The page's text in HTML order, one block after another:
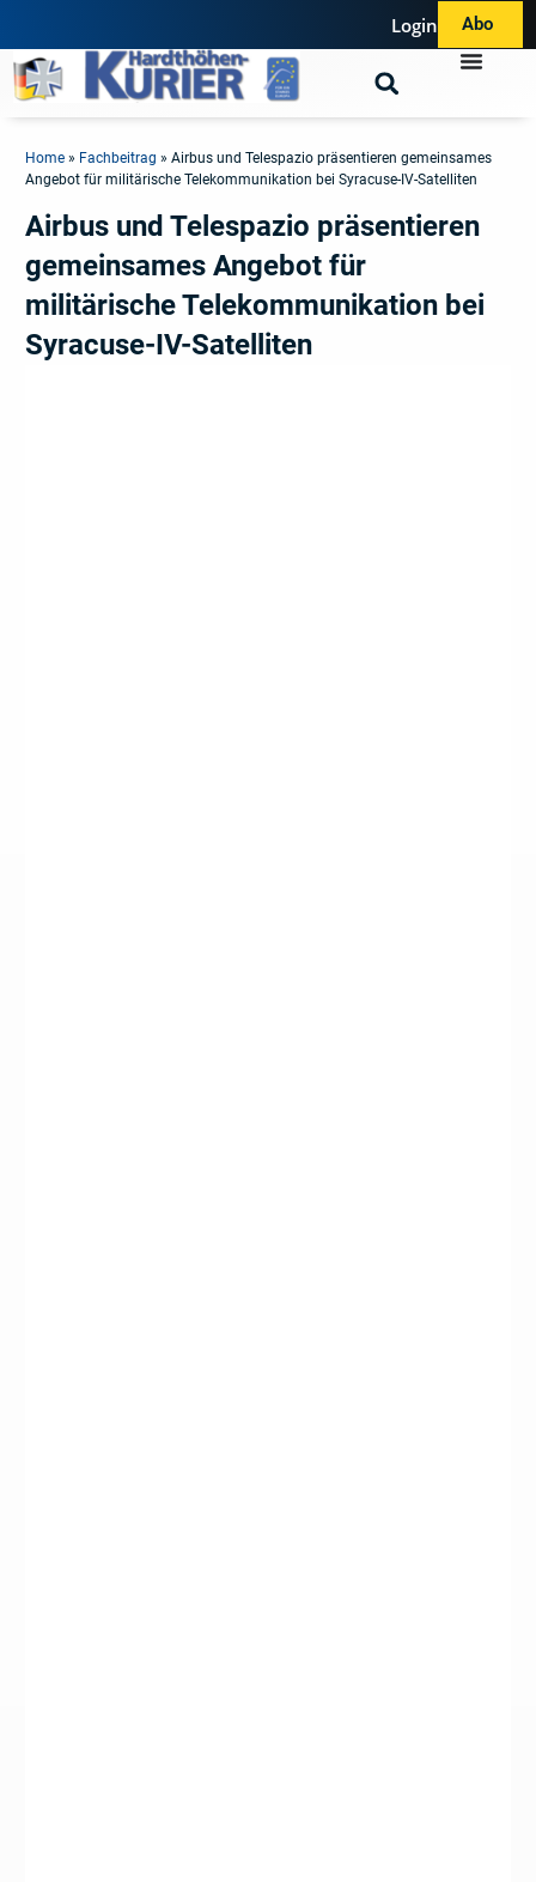
Login Abo
Home » Fachbeitrag »Airbus und Telespazio präsentieren gemeinsames
Angebot für militärische Telekommunikation bei Syracuse-IV-Satelliten
Airbus und Telespazio präsentieren
gemeinsames Angebot für
militärische Telekommunikation bei
Syracuse-IV-Satelliten